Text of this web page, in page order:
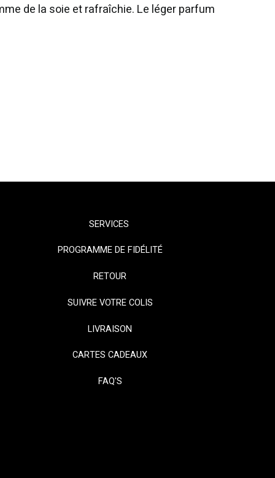
de la soie et rafraîchie. Le léger parfum
SERVICES
PROGRAMME DE FIDÉLITÉ
RETOUR
SUIVRE VOTRE COLIS
LIVRAISON
CARTES CADEAUX
FAQ'S